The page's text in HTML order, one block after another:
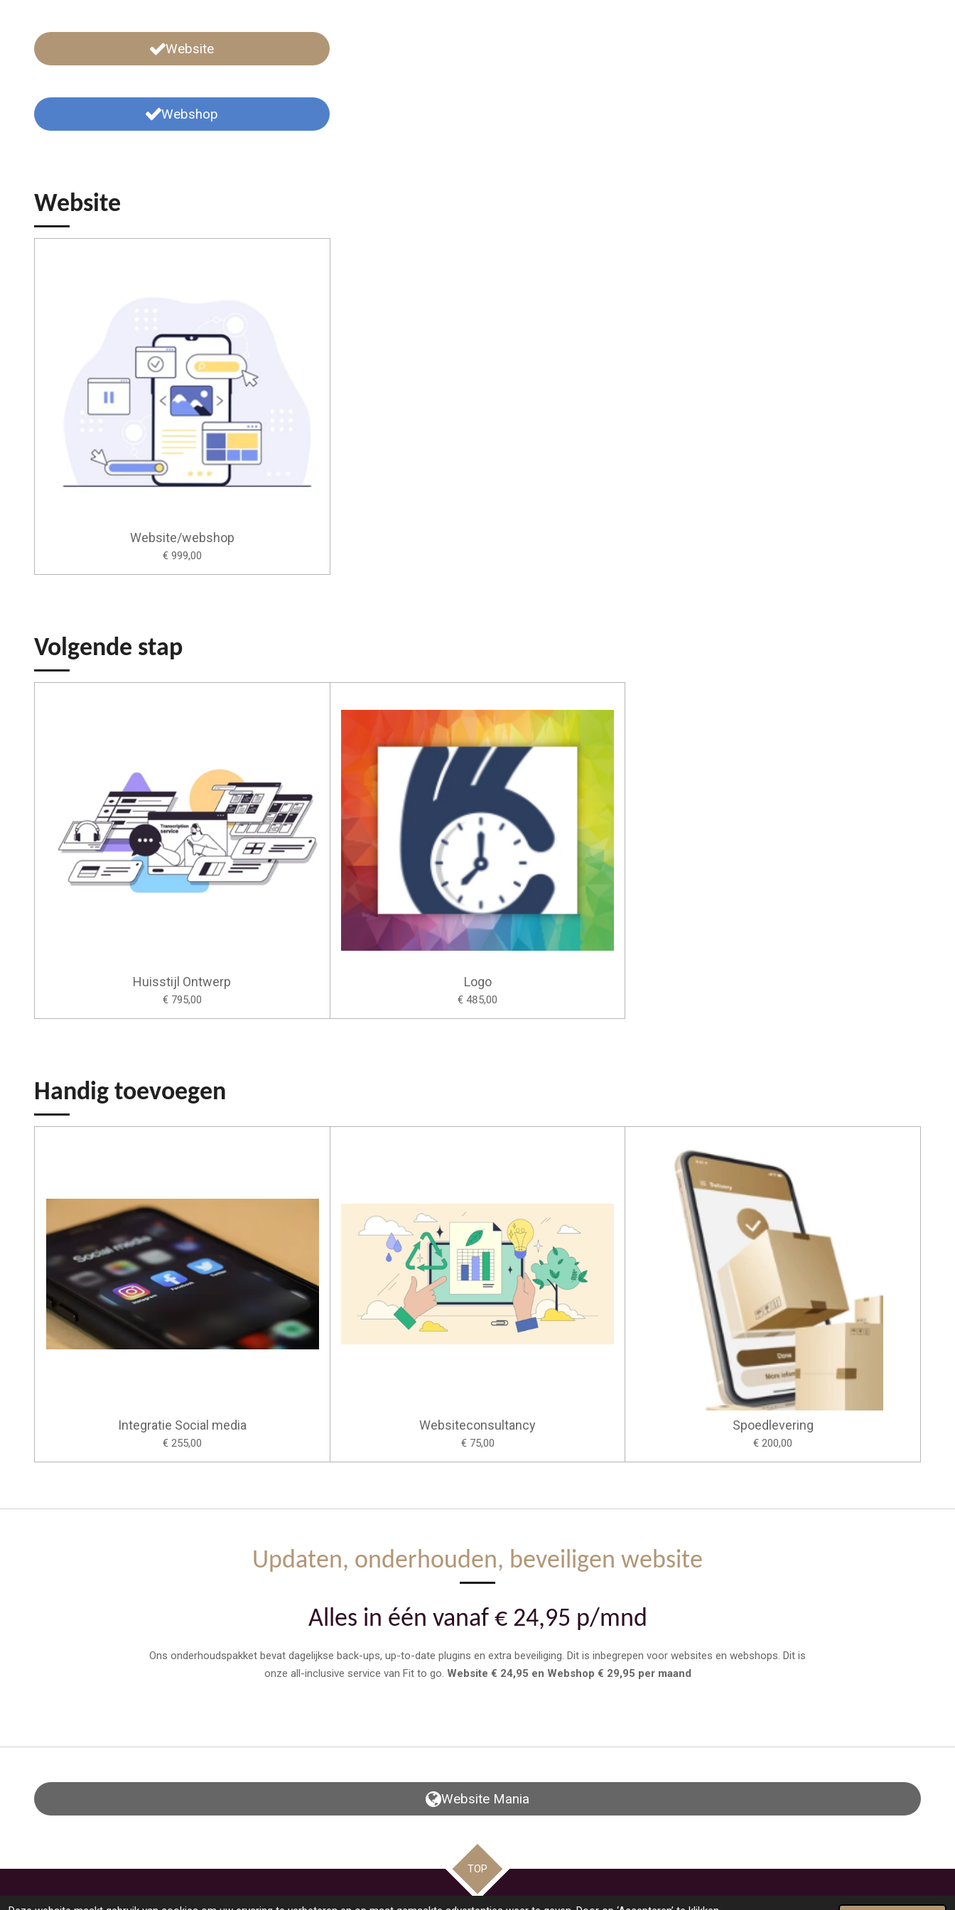
Website
Webshop
Website
Website/webshop
€ 999,00
Volgende stap
Huisstijl Ontwerp
€ 795,00
Logo
€ 485,00
Handig toevoegen
Integratie Social media
€ 255,00
Websiteconsultancy
€ 75,00
Spoedlevering
€ 200,00
Updaten, onderhouden, beveiligen website
Alles in één vanaf € 24,95 p/mnd
Ons onderhoudspakket bevat dagelijkse back-ups, up-to-date plugins en extra beveiliging. Dit is inbegrepen voor websites en webshops. Dit is
onze all-inclusive service van Fit to go. Website € 24,95 en Webshop € 29,95 per maand
Website Mania
TOP